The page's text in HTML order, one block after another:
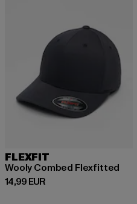
FLEXFIT
Wooly Combed Flexfitted
14,99 EUR
Derzeitiger Preis: 14,99 EUR